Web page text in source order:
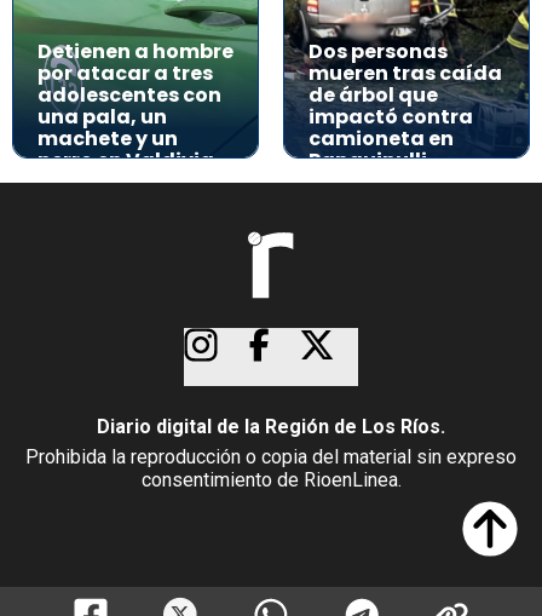
Detienen a hombre
por atacar a tres
adolescentes con
una pala, un
machete y un
perro en Valdivia
Dos personas
mueren tras caída
de árbol que
impactó contra
camioneta en
Panguipulli
Diario digital de la Región de Los Ríos.
Prohibida la reproducción o copia del material sin expreso
consentimiento de RioenLinea.